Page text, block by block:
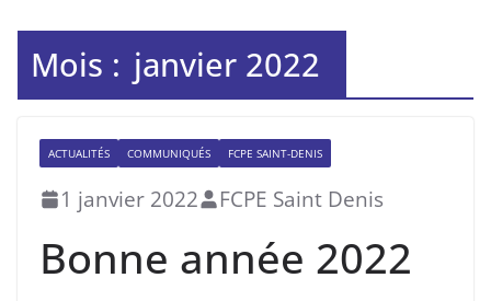
Mois : janvier 2022
ACTUALITÉS COMMUNIQUÉS FCPE SAINT-DENIS
1 janvier 2022 FCPE Saint Denis
Bonne année 2022